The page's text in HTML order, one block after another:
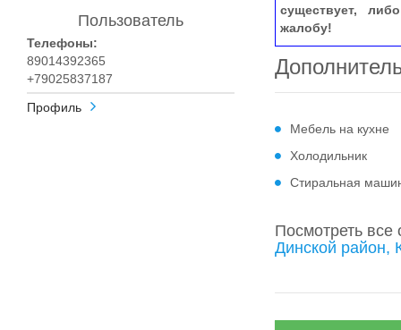
Пользователь
Телефоны:
89014392365
+79025837187
Профиль
существует,
жалобу!
Мебель на кухне
Холодильник
Стиральная
Посмотреть
Динской район,